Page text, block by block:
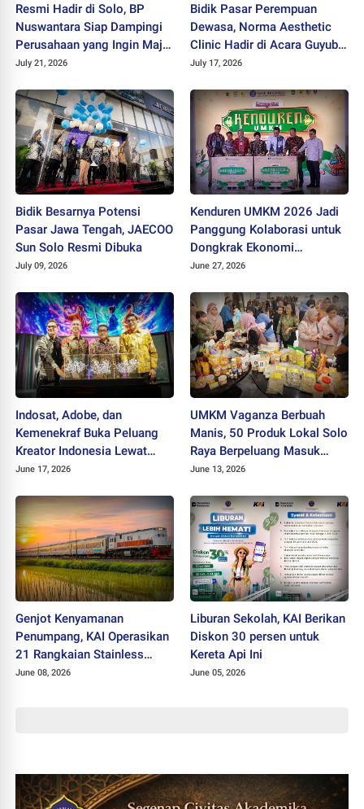
Resmi Hadir di Solo, BP
Nuswantara Siap Dampingi
Perusahaan yang Ingin Maju
dan Berkembang
July 21, 2026
Bidik Pasar Perempuan
Dewasa, Norma Aesthetic
Clinic Hadir di Acara Guyub
Rukun Ladies
July 17, 2026
Bidik Besarnya Potensi
Pasar Jawa Tengah, JAECOO
Sun Solo Resmi Dibuka
July 09, 2026
Kenduren UMKM 2026 Jadi
Panggung Kolaborasi untuk
Dongkrak Ekonomi
Kerakyatan
June 27, 2026
Indosat, Adobe, dan
Kemenekraf Buka Peluang
Kreator Indonesia Lewat
Teknologi AI
June 17, 2026
UMKM Vaganza Berbuah
Manis, 50 Produk Lokal Solo
Raya Berpeluang Masuk
Jaringan Ritel Nasional
June 13, 2026
Genjot Kenyamanan
Penumpang, KAI Operasikan
21 Rangkaian Stainless
Steel New Generation
June 08, 2026
Liburan Sekolah, KAI Berikan
Diskon 30 persen untuk
Kereta Api Ini
June 05, 2026